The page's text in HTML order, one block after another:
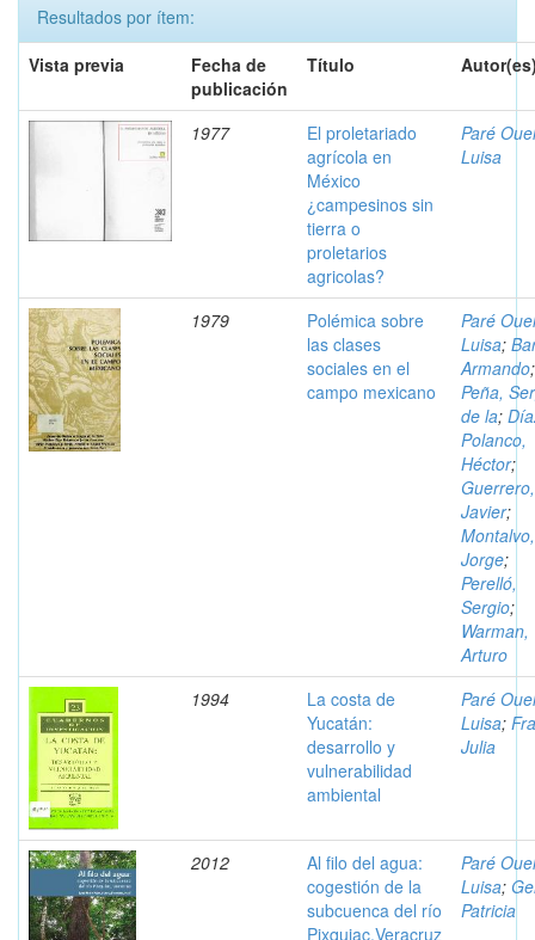
Resultados por ítem:
Vista previa
Fecha de
publicación
Título
1977
El proletariado
agrícola en
México
¿campesinos sin
tierra o
proletarios
agricolas?
Paré
Luisa
1979
Polémica sobre
las clases
sociales en el
campo mexicano
Paré
Luisa;
Armando;
Peña,
de la;
Polanco,
Héctor;
Guerrero,
Javier;
Montalvo,
Jorge;
Perelló,
Sergio;
Warman,
Arturo
1994
La costa de
Yucatán:
desarrollo y
vulnerabilidad
ambiental
Paré
Luisa;
Julia
2012
Al filo del agua:
cogestión de la
subcuenca del río
Pixquiac,Veracruz
Paré
Luisa;
Patricia